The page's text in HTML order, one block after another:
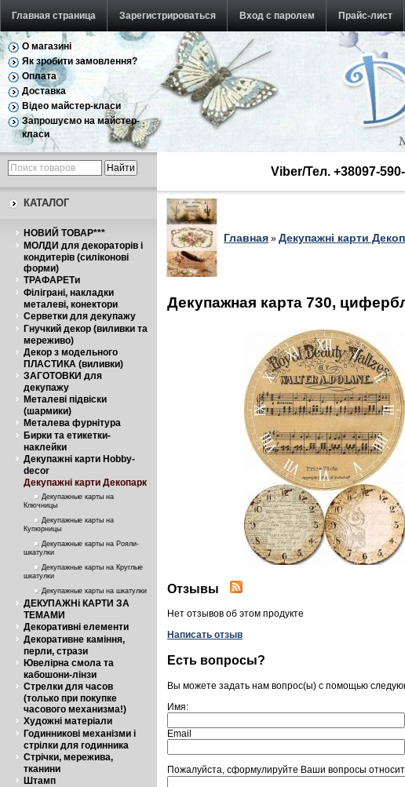
Главная страница Зарегистрироваться Вход с паролем Прайс-лист
О магазині
Як зробити замовлення?
Оплата
Доставка
Відео майстер-класи
Запрошуємо на майстер-
класи
КАТАЛОГ
НОВИЙ ТОВАР***
МОЛДИ для декораторів і
кондитерів (силіконові
форми)
ТРАФАРЕТи
Філіграні, накладки
металеві, конектори
Серветки для декупажу
Гнучкий декор (виливки та
мереживо)
Декор з модельного
ПЛАСТИКА (виливки)
ЗАГОТОВКИ для
декупажу
Металеві підвіски
(шармики)
Металева фурнітура
Бирки та етикетки-
наклейки
Декупажні карти Hobby-
decor
Декупажні карти Декопарк
Декупажные карты на
Ключницы
Декупажные карты на
Купюрницы
Декупажные карты на Рояли-
шкатулки
Декупажные карты на Круглые
шкатулки
Декупажные карты на шкатулки
ДЕКУПАЖНі КАРТИ ЗА
ТЕМАМИ
Декоративні елементи
Декоративне каміння,
перли, стрази
Ювелірна смола та
кабошони-лінзи
Стрелки для часов
(только при покупке
часового механизма!)
Художні матеріали
Годинникові механізми і
стрілки для годинника
Стрічки, мережива,
тканини
Штамп
Viber/Тел. +38097-
Главная » Декупажні карти
Декупажная карта 730,
Отзывы
Нет отзывов об этом продукте
Написать отзыв
Есть вопросы?
Вы можете задать нам вопрос(ы) с помощью
Имя:
Email
Пожалуйста, сформулируйте Ваши вопросы